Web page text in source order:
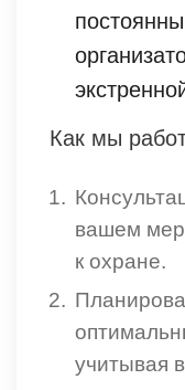
Как мы
вашем
к охране.
учитывая